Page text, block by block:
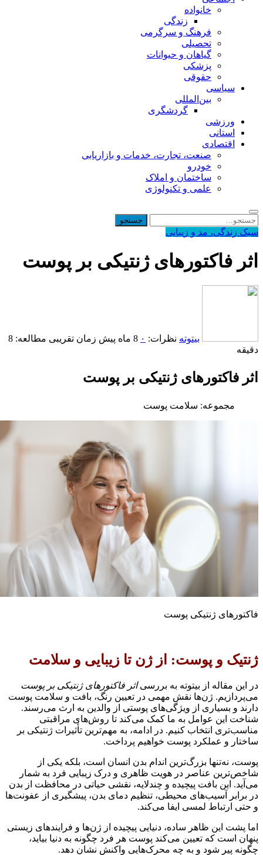
خانواده
زندگی
فرهنگ و سرگرمی
تحصیلی
گیاهان و حیوانات
پزشکی
حقوقی
سیاسی
بین‌المللی
گردشگری
ورزشی
استانی
اقتصادی
صنعت، تجارت، خدمات و بازاریابی
خودرو
ساختمان و املاک
علمی و تکنولوژی
زندگی، مد و زیبایی
فاکتورهای ژنتیکی بر پوست
بیتوته نظرات:۰ 8 ماه پیش
زمان تقریبی مطالعه: 8
فاکتورهای ژنتیکی بر پوست
مجموعه: سلامت پوست
ژنتیکی پوست
و پوست: از ژن تا زیبایی و سلامت
این مقاله از بیتوته به بررسی اثر فاکتورهای ژنتیکی بر پوست
ژن‌ها نقش مهمی در تعیین رنگ، بافت و سلامت پوست
و بسیاری از ویژگی‌های پوستی از والدین به ارث می‌رسند.
این عوامل به ما کمک می‌کند تا روش‌های مراقبتی
انتخاب کنیم. در ادامه، به مهم‌ترین تأثیرات ژنتیکی بر
و عملکرد پوست خواهیم پرداخت.
نه‌تنها بزرگ‌ترین اندام بدن انسان است، بلکه یکی از
عناصر در هویت ظاهری و درک زیبایی فرد به شمار
این بافت پیچیده و چندلایه، نقشی حیاتی در محافظت از بدن
برابر آسیب‌های محیطی، تنظیم دمای بدن، پیشگیری از عفونت‌ها
حتی ارتباط لمسی ایفا می‌کند.
پشت این ظاهر ساده، دنیایی پیچیده از ژن‌ها و فرایندهای زیستی
است که تعیین می‌کند پوست هر فرد چگونه به دنیا بیاید،
پیر شود و به چه محرک‌هایی واکنش نشان دهد.